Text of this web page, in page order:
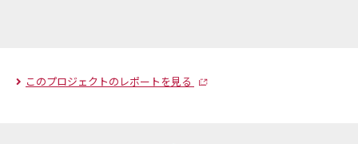
このプロジェクトのレポートを見る